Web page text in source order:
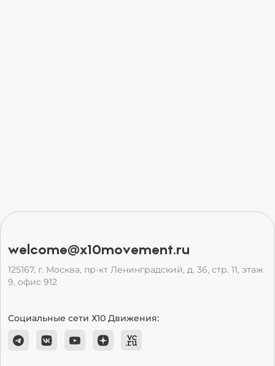
welcome@x10movement.ru
125167, г. Москва, пр-кт Ленинградский, д. 36, стр. 11, этаж
9, офис 912
Социальные сети Х10 Движения: